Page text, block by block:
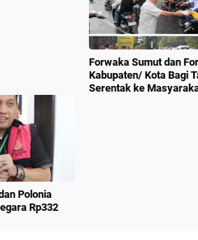
Forwaka Sumut dan
Kabupaten/ Kota Bagi
Serentak ke
Polonia
Rp332